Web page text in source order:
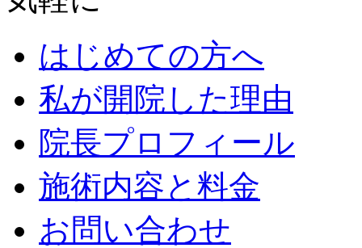
はじめての方へ
私が開院した理由
院長プロフィール
施術内容と料金
お問い合わせ